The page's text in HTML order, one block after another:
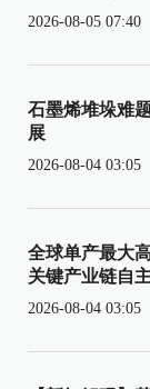
2026-08-05 07:40
石墨烯堆垛难
展
2026-08-04 03:05
全球单产最大
关键产业链自
2026-08-04 03:05